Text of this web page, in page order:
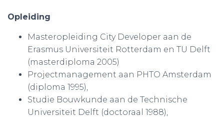
Opleiding
Masteropleiding City Developer aan de
Erasmus Universiteit Rotterdam en TU Delft
(masterdiploma 2005)
Projectmanagement aan PHTO Amsterdam
(diploma 1995),
Studie Bouwkunde aan de Technische
Universiteit Delft (doctoraal 1988),